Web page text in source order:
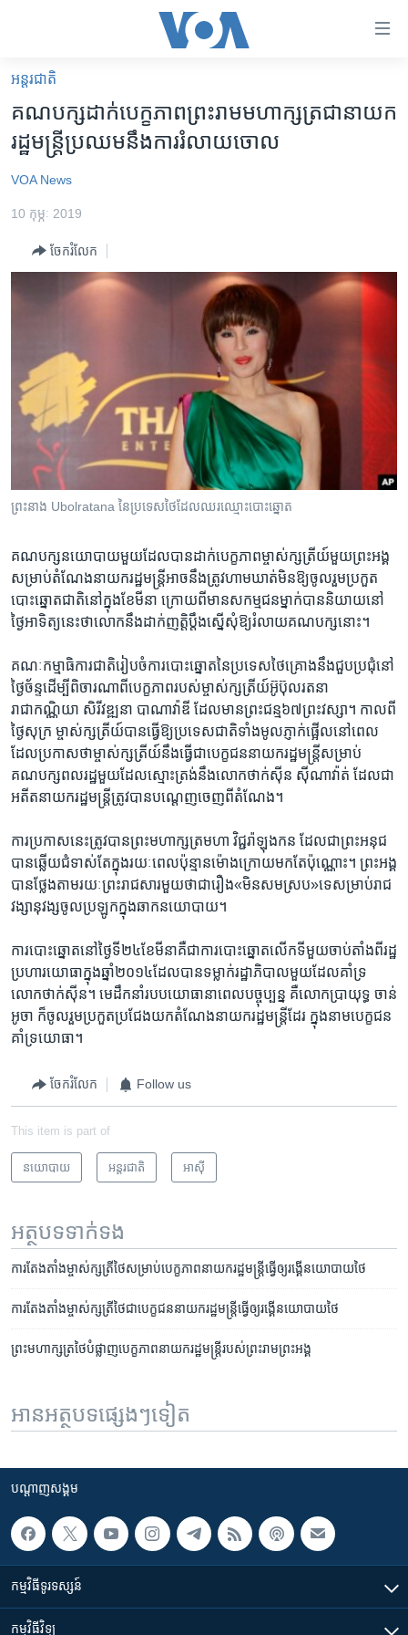
គេហទំព័រ​
ទាក់ទង
និង​
ទំព័រ​
ទំព័រ​
រចនា
ទំព័រ​
ស្វែង​
រក
អន្តរជាតិ
អាមេរិក
ហេឡូវីអូអេ
កម្ពុជាច្នៃប្រតិដ្ឋ
ព្រឹត្តិការណ៍ព័ត៌មាន
វិទ្យុ / ផតខាសថ៍
កម្មវិធីទាំងអស់
Khmer English
បណ្តាញ​សង្គម
ភាសា
អន្តរជាតិ
គណបក្ស​ដាក់​បេក្ខភាព​ព្រះរាម​មហាក្សត្រ​ជានាយក
រដ្ឋមន្ត្រី​ប្រឈម​នឹង​ការរំលាយចោល
VOA News
10 កុម្ភៈ 2019
ចែករំលែក
ព្រះនាង Ubolratana នៃប្រទេសថៃដែលឈរឈ្មោះបោះឆ្នោត
គណបក្ស​នយោបាយ​មួយ​ដែល​បាន​ដាក់បេក្ខភាព​ម្ចាស់ក្សត្រីយ៍​មួយ​ព្រះអង្គ​
សម្រាប់​តំណែង​នាយករដ្ឋមន្ត្រី​អាច​នឹង​ត្រូវ​ហាមឃាត់​មិន​ឱ្យ​ចូលរួម​ប្រកួត
បោះឆ្នោត​ជាតិ​នៅក្នុង​ខែ​មីនា ក្រោយពី​មាន​សកម្ម​ជន​ម្នាក់​បាន​និយាយ​នៅ​
ថ្ងៃ​អាទិត្យ​នេះ​ថា​លោក​នឹង​ដាក់ញត្តិ​ប្តឹង​ស្នើ​សុំ​ឱ្យ​រំលាយ​គណបក្ស​នោះ។​
គណៈកម្មាធិការជាតិ​រៀបចំ​ការបោះឆ្នោត​នៃប្រទេស​ថៃ​គ្រោង​នឹង​ជួបប្រជុំ​នៅ
ថ្ងៃច័ន្ទ​ដើម្បី​ពិចារណា​ពីបេក្ខភាព​របស់​ម្ចាស់​ក្សត្រីយ៍​អ៊ូប៊ុលរតនា
រាជាកណ្ណិយា សិរីវឌ្ឍនា​ បាណាវ៉ាឌី ដែលមានព្រះជន្ម​៦៧​ព្រះវស្សា។ កាលពី
ថ្ងៃសុក្រ​ ម្ចាស់ក្សត្រីយ៍​បាន​ធ្វើ​ឱ្យ​ប្រទេស​ជាតិ​ទាំងមូល​ភ្ញាក់ផ្អើលនៅពេល​
ដែលប្រកាស​ថា​ម្ចាស់​ក្សត្រីយ៍​នឹង​ធ្វើ​ជា​បេក្ខជន​នាយក​រដ្ឋមន្ត្រី​សម្រាប់​
គណបក្ស​ពលរដ្ឋ​មួយ​ដែល​ស្មោះត្រង់​នឹង​លោក​ថាក់ស៊ីន ស៊ីណាវ៉ាត់ ដែល​ជា​
អតីត​នាយក​រដ្ឋមន្ត្រី​ត្រូវ​បាន​បណ្តេញ​ចេញ​ពីតំណែង​។
ការប្រកាស​នេះ​ត្រូវបាន​ព្រះមហាក្សត្រ​មហា វិជ្ជរ៉ា​ឡុងកន ដែល​ជាព្រះអនុជ​
បាន​ឆ្លើយជំទាស់​តែក្នុងរយៈ​ពេល​ប៉ុន្មាន​ម៉ោង​ក្រោយ​មក​តែប៉ុណ្ណោះ។ ព្រះអង្គ​
បាន​ថ្លែង​តាម​រយៈ​ព្រះរាជ​សារ​មួយ​ថាជារឿង​«មិនសមស្រប​‍»​ទេ​សម្រាប់​រាជ
វង្សានុវង្ស​ចូល​ប្រឡូក​ក្នុង​ឆាក​នយោបាយ។
ការបោះឆ្នោត​នៅថ្ងៃទី​២៤ខែ​មីនា​គឺ​ជាការ​បោះឆ្នោត​លើក​ទីមួយ​ចាប់​តាំងពី​រដ្ឋ
ប្រហារ​យោធា​ក្នុង​ឆ្នាំ​២០១៤​ដែលបាន​ទម្លាក់​រដ្ឋាភិបាល​មួយ​ដែល​គាំទ្រ​
លោក​ថាក់ស៊ីន។ មេដឹកនាំ​របប​យោធា​នាពេល​បច្ចុប្បន្ន គឺ​លោកប្រាយុទ្ធ ចាន់​
អូចា ​ក៏​ចូលរួម​ប្រកួតប្រជែង​យក​តំណែង​នាយក​រដ្ឋមន្ត្រី​ដែរ ក្នុង​នាម​បេក្ខជន​
គាំទ្រ​យោធា។​
ចែករំលែក Follow us
This item is part of
នយោបាយ អន្តរជាតិ អាស៊ី
អត្ថបទ​ទាក់ទង
ការ​តែង​តាំង​ម្ចាស់​ក្សត្រី​ថៃ​សម្រាប់​​បេក្ខភាព​នាយក​រដ្ឋ​មន្រ្តី​ធ្វើ​ឲ្យ​រង្គើ​នយោបាយ​ថៃ
ការ​តែងតាំង​ម្ចាស់ក្សត្រី​ថៃ​ជា​បេក្ខជន​នាយករដ្ឋមន្ត្រី​ធ្វើ​ឲ្យ​រង្គើ​នយោបាយ​ថៃ
ព្រះ​មហា​ក្សត្រ​ថៃ​បំផ្លាញ​​បេក្ខភាព​នាយក​រដ្ឋមន្ត្រី​​របស់​ព្រះ​រាម​ព្រះ​អង្គ
អានអត្ថបទផ្សេងៗទៀត
បណ្តាញ​សង្គម
កម្មវិធី​ទូរទស្សន៍
កម្មវិធី​វិទ្យុ